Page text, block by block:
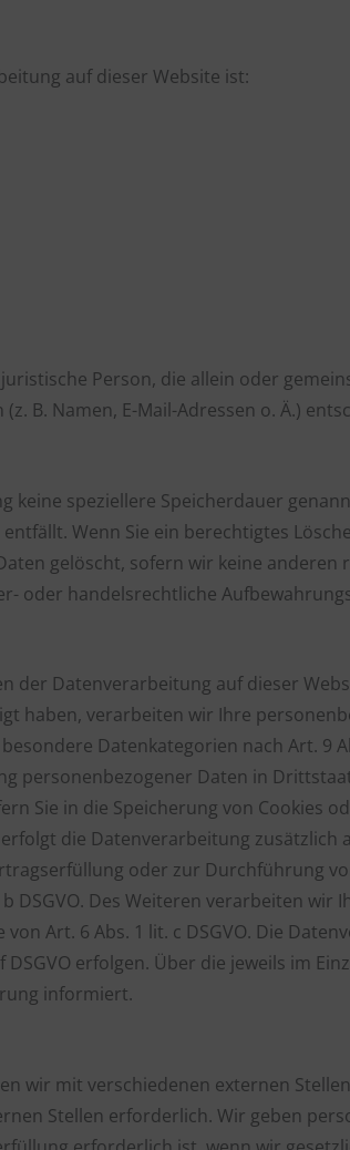
auf dieser Website ist:
Person, die allein oder
B. Namen, E-Mail-Adressen o. Ä.)
keine speziellere Speicherdauer
Wenn Sie ein berechtigtes
gelöscht, sofern wir keine
oder handelsrechtliche
der Datenverarbeitung auf dieser
haben, verarbeiten wir Ihre
besondere Datenkategorien nach Art. 9
personenbezogener Daten in
Sie in die Speicherung von Cookies
die Datenverarbeitung zusätzlich
oder zur Durchführung
DSGVO. Des Weiteren verarbeiten
Art. 6 Abs. 1 lit. c DSGVO. Die
erfolgen. Über die jeweils im
informiert.
wir mit verschiedenen externen
Stellen erforderlich. Wir geben